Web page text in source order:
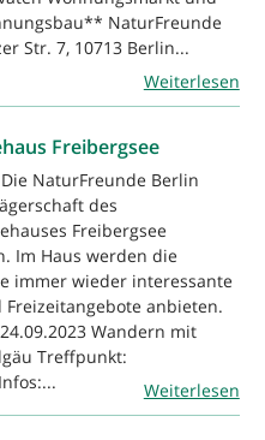
NaturFreunde
Str. 7, 10713 Berlin...
Weiterlesen
Freibergsee
NaturFreunde Berlin
des
Freibergsee
Im Haus werden die
immer wieder interessante
anbieten.
Wandern mit
Treffpunkt:
Weiterlesen